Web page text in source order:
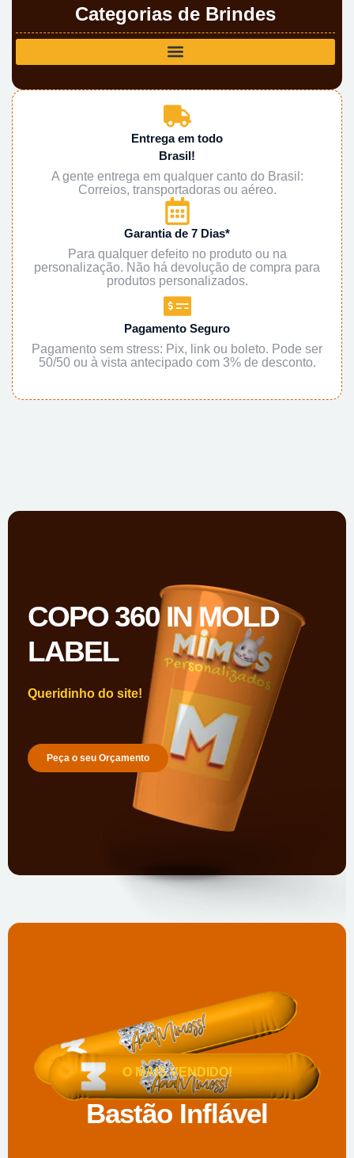
Categorias de Brindes
Entrega em todo
Brasil!
A gente entrega em qualquer canto do Brasil:
Correios, transportadoras ou aéreo.
Garantia de 7 Dias*
Para qualquer defeito no produto ou na
personalização. Não há devolução de compra para
produtos personalizados.
Pagamento Seguro
Pagamento sem stress: Pix, link ou boleto. Pode ser
50/50 ou à vista antecipado com 3% de desconto.
COPO 360 IN MOLD
LABEL
Queridinho do site!
Peça o seu Orçamento
O MAIS VENDIDO!
Bastão Inflável